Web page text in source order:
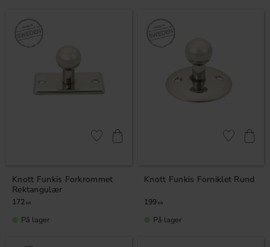
Knott Funkis Forkrommet
Rektangulær
172 KR
Lagre som favoritt
På lager
Knott Funkis Forniklet Rund
199 KR
Lagre som
På lager